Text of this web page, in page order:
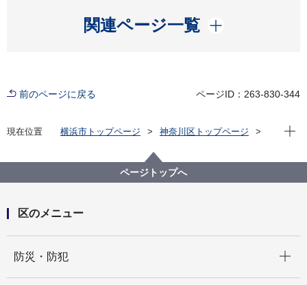
関連ページ一覧
開く
前のページに戻る ページID：263-830-344
現在位置 横浜市トップページ
神奈川区トップページ
第29回区の花チューリップ写生画展（令和元年度）
現在
ページトップへ
区のメニュー
防災・防犯